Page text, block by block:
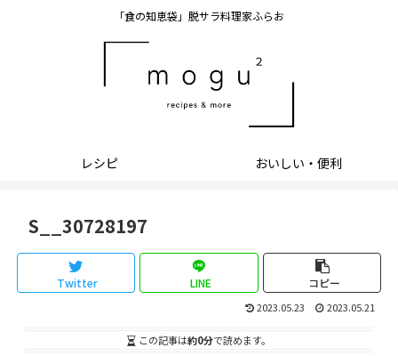
「食の知恵袋」脱サラ料理家ふらお
レシピ おいしい・便利
S__30728197
Twitter LINE コピー
2023.05.23 2023.05.21
この記事は約0分で読めます。